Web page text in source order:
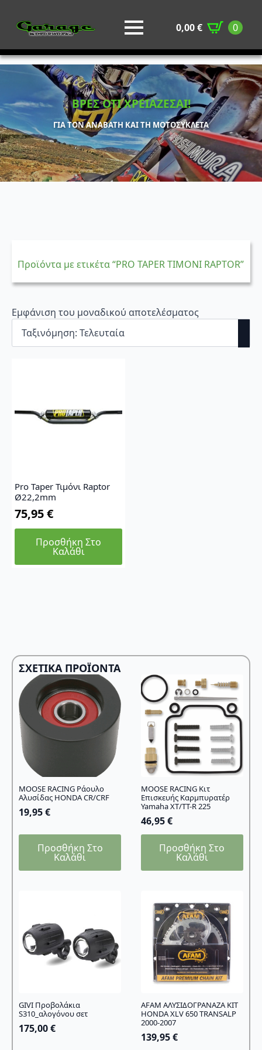
0,00€ 0
ΒΡΕΣ ΟΤΙ ΧΡΕΙΑΖΕΣΑΙ!
ΓΙΑ ΤΟΝ ΑΝΑΒΑΤΗ ΚΑΙ ΤΗ ΜΟΤΟΣΥΚΛΕΤΑ
Προϊόντα με ετικέτα “PRO TAPER ΤΙΜΟΝΙ RAPTOR”
Εμφάνιση του μοναδικού αποτελέσματος
Pro Taper Τιμόνι Raptor
Ø22,2mm
75,95€
Προσθήκη Στο
Καλάθι
ΣΧΕΤΙΚΆ ΠΡΟΪΌΝΤΑ
MOOSE RACING Ράουλο
Αλυσίδας HONDA CR/CRF
19,95€
Προσθήκη Στο
Καλάθι
MOOSE RACING Κιτ
Επισκευής Καρμπυρατέρ
Yamaha XT/TT-R 225
46,95€
Προσθήκη Στο
Καλάθι
GIVI Προβολάκια
S310_αλογόνου σετ
175,00€
AFAM ΑΛΥΣΙΔΟΓΡΑΝΑΖΑ ΚΙΤ
HONDA XLV 650 TRANSALP
2000-2007
139,95€